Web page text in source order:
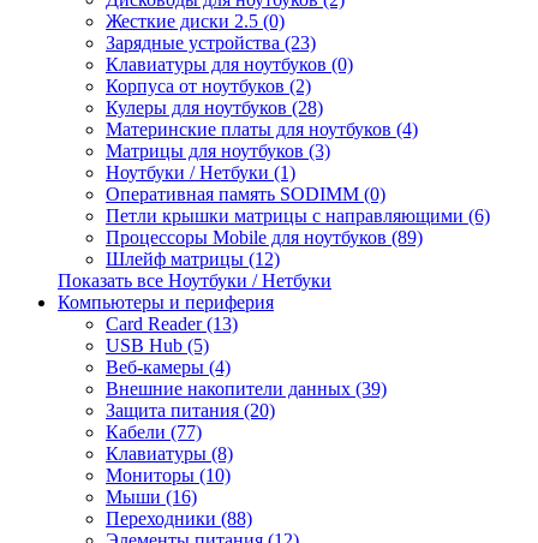
Жесткие диски 2.5 (0)
Зарядные устройства (23)
Клавиатуры для ноутбуков (0)
Корпуса от ноутбуков (2)
Кулеры для ноутбуков (28)
Материнские платы для ноутбуков (4)
Матрицы для ноутбуков (3)
Ноутбуки / Нетбуки (1)
Оперативная память SODIMM (0)
Петли крышки матрицы с направляющими (6)
Процессоры Mobile для ноутбуков (89)
Шлейф матрицы (12)
Показать все Ноутбуки / Нетбуки
Компьютеры и периферия
Card Reader (13)
USB Hub (5)
Веб-камеры (4)
Внешние накопители данных (39)
Защита питания (20)
Кабели (77)
Клавиатуры (8)
Мониторы (10)
Мыши (16)
Переходники (88)